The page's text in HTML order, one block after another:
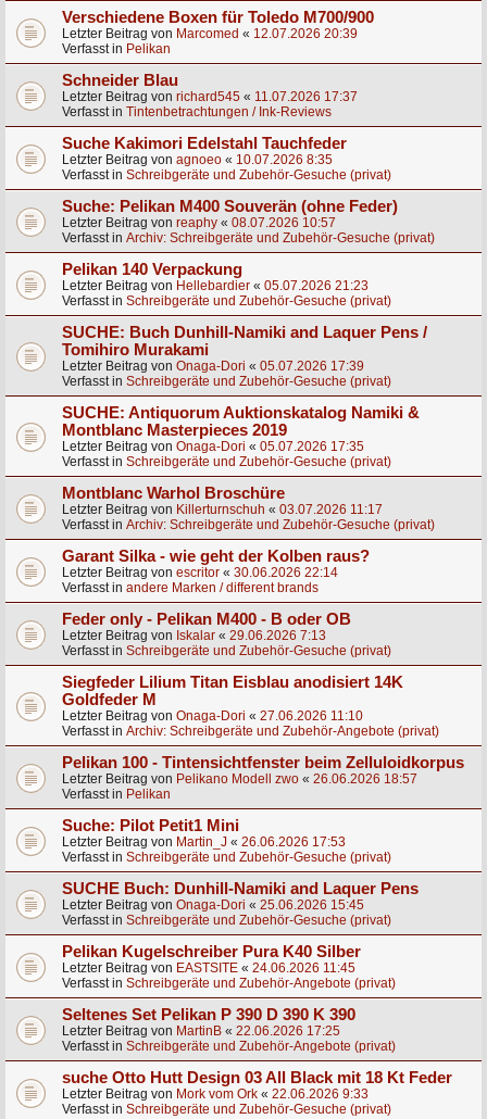
Verschiedene Boxen für Toledo M700/900
Letzter Beitrag von Marcomed « 12.07.2026 20:39
Verfasst in Pelikan
Schneider Blau
Letzter Beitrag von richard545 « 11.07.2026 17:37
Verfasst in Tintenbetrachtungen / Ink-Reviews
Suche Kakimori Edelstahl Tauchfeder
Letzter Beitrag von agnoeo « 10.07.2026 8:35
Verfasst in Schreibgeräte und Zubehör-Gesuche (privat)
Suche: Pelikan M400 Souverän (ohne Feder)
Letzter Beitrag von reaphy « 08.07.2026 10:57
Verfasst in Archiv: Schreibgeräte und Zubehör-Gesuche (privat)
Pelikan 140 Verpackung
Letzter Beitrag von Hellebardier « 05.07.2026 21:23
Verfasst in Schreibgeräte und Zubehör-Gesuche (privat)
SUCHE: Buch Dunhill-Namiki and Laquer Pens /
Tomihiro Murakami
Letzter Beitrag von Onaga-Dori « 05.07.2026 17:39
Verfasst in Schreibgeräte und Zubehör-Gesuche (privat)
SUCHE: Antiquorum Auktionskatalog Namiki &
Montblanc Masterpieces 2019
Letzter Beitrag von Onaga-Dori « 05.07.2026 17:35
Verfasst in Schreibgeräte und Zubehör-Gesuche (privat)
Montblanc Warhol Broschüre
Letzter Beitrag von Killerturnschuh « 03.07.2026 11:17
Verfasst in Archiv: Schreibgeräte und Zubehör-Gesuche (privat)
Garant Silka - wie geht der Kolben raus?
Letzter Beitrag von escritor « 30.06.2026 22:14
Verfasst in andere Marken / different brands
Feder only - Pelikan M400 - B oder OB
Letzter Beitrag von Iskalar « 29.06.2026 7:13
Verfasst in Schreibgeräte und Zubehör-Gesuche (privat)
Siegfeder Lilium Titan Eisblau anodisiert 14K
Goldfeder M
Letzter Beitrag von Onaga-Dori « 27.06.2026 11:10
Verfasst in Archiv: Schreibgeräte und Zubehör-Angebote (privat)
Pelikan 100 - Tintensichtfenster beim Zelluloidkorpus
Letzter Beitrag von Pelikano Modell zwo « 26.06.2026 18:57
Verfasst in Pelikan
Suche: Pilot Petit1 Mini
Letzter Beitrag von Martin_J « 26.06.2026 17:53
Verfasst in Schreibgeräte und Zubehör-Gesuche (privat)
SUCHE Buch: Dunhill-Namiki and Laquer Pens
Letzter Beitrag von Onaga-Dori « 25.06.2026 15:45
Verfasst in Schreibgeräte und Zubehör-Gesuche (privat)
Pelikan Kugelschreiber Pura K40 Silber
Letzter Beitrag von EASTSITE « 24.06.2026 11:45
Verfasst in Schreibgeräte und Zubehör-Angebote (privat)
Seltenes Set Pelikan P 390 D 390 K 390
Letzter Beitrag von MartinB « 22.06.2026 17:25
Verfasst in Schreibgeräte und Zubehör-Angebote (privat)
suche Otto Hutt Design 03 All Black mit 18 Kt Feder
Letzter Beitrag von Mork vom Ork « 22.06.2026 9:33
Verfasst in Schreibgeräte und Zubehör-Gesuche (privat)